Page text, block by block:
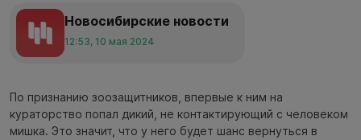
Новосибирские новости
12:53, 10 мая 2024
По признанию зоозащитников, впервые к ним на
кураторство попал дикий, не контактирующий с человеком
мишка. Это значит, что у него будет шанс вернуться в